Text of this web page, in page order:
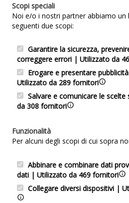
Scopi speciali
Noi e/o i nostri partner abbiamo un
seguenti due scopi:
Garantire la sicurezza,
correggere errori | Utilizzato da
Erogare e presentare
Utilizzato da 289 fornitori
Salvare e comunicare le
da 308 fornitori
Funzionalità
Per alcuni degli scopi di cui sopra
Abbinare e combinare dati
dati | Utilizzato da 469 fornitori
Collegare diversi dispositivi |